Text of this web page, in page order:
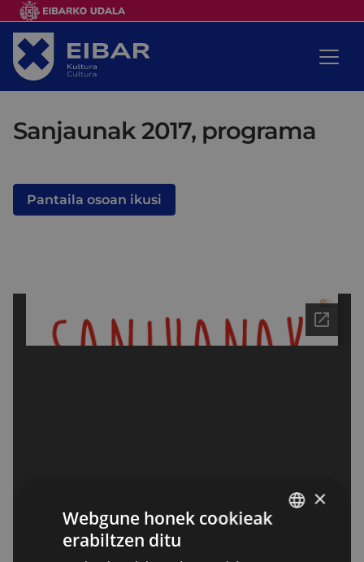
Sanjaunak 2017, programa
Pantaila osoan ikusi
×
Webgune honek cookieak
erabiltzen ditu